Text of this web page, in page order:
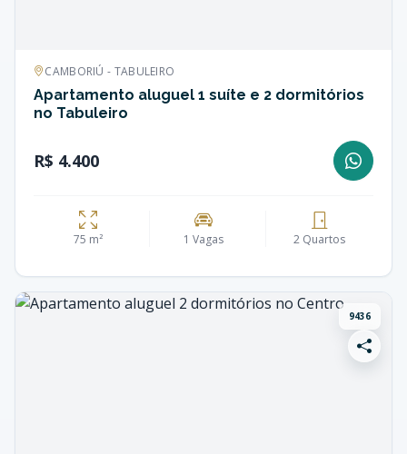
CAMBORIÚ - TABULEIRO
Apartamento aluguel 1 suíte e 2 dormitórios
no Tabuleiro
R$ 4.400
75 m² 1 Vagas 2 Quartos
9436